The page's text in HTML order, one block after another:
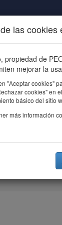
ÚNETE
para
las cookies
propiedad de
mejorar la
"Aceptar cookies"
cookies" en
básico del sitio
más información